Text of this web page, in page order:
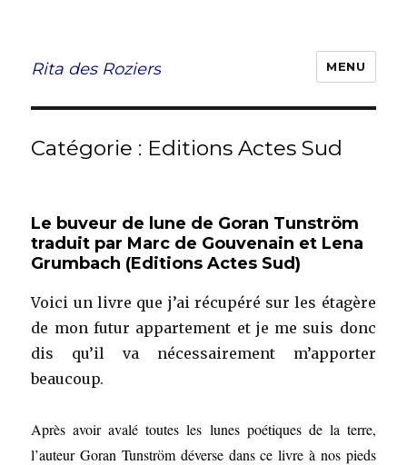
Rita des Roziers MENU
Catégorie : Editions Actes Sud
Le buveur de lune de Goran Tunström
traduit par Marc de Gouvenain et Lena
Grumbach (Editions Actes Sud)
Voici un livre que j’ai récupéré sur les étagère
de mon futur appartement et je me suis donc
dis qu’il va nécessairement m’apporter
beaucoup.
Après avoir avalé toutes les lunes poétiques de la terre,
l’auteur Goran Tunström déverse dans ce livre à nos pieds